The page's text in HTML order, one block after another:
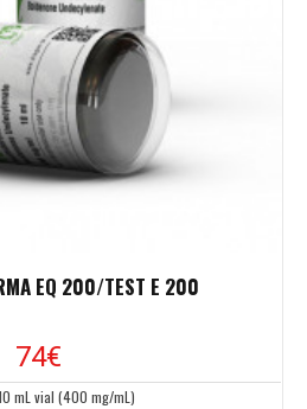
EQ 200/TEST E 200
74€
mL vial (400 mg/mL)